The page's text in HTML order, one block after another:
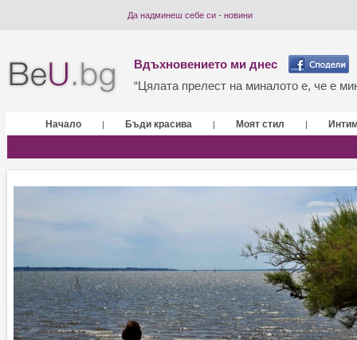
Да надминеш себе си - новини
Вдъхновението ми днес
“Цялата прелест на миналото е, че е
Начало | Бъди красива | Моят стил |